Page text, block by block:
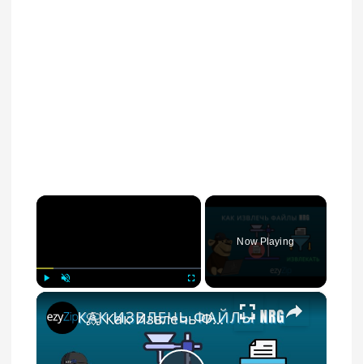
×
Now Playing
×
📀 Как Извлечь Файлы NRG Онлайн Бесплатно | Без Установки Программ